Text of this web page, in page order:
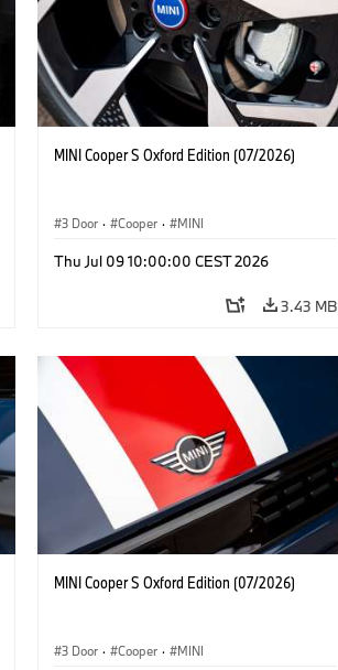
MINI Cooper S Oxford Edition (07/2026)
3 Door · Cooper · MINI
Thu Jul 09 10:00:00 CEST 2026
3.43 MB
MINI Cooper S Oxford Edition (07/2026)
3 Door · Cooper · MINI